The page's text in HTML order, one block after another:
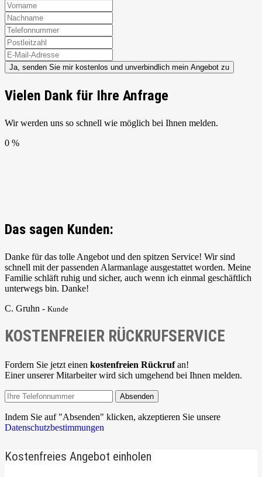
Ja, senden Sie mir kostenlos und unverbindlich mein Angebot zu
Vielen Dank für Ihre Anfrage
Wir werden uns so schnell wie möglich bei Ihnen melden.
0 %
Das sagen Kunden:
Danke für das tolle Angebot und den spitzen Service! Wir sind
schnell mit der passenden Alarmanlage ausgestattet worden. Meine
Familie schläft ruhig und sicher, auch wenn ich einmal geschäftlich
unterwegs bin. Danke!
C. Gruhn - Kunde
KOSTENFREIER RÜCKRUFSERVICE
Fordern Sie jetzt einen kostenfreien Rückrufan!
Einer unserer Mitarbeiter wird sich umgehend bei Ihnen melden.
Absenden
Indem Sie auf "Absenden" klicken, akzeptieren Sie unsere
Datenschutzbestimmungen
Kostenfreies Angebot einholen